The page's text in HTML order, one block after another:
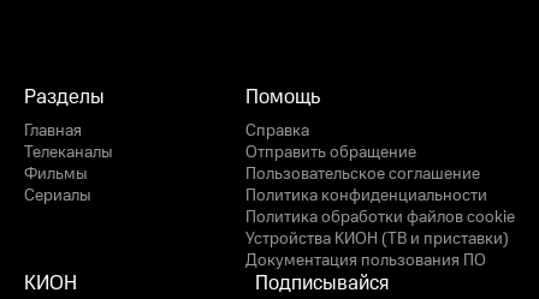
Разделы
Главная
Телеканалы
Фильмы
Сериалы
Помощь
Справка
Отправить обращение
Пользовательское соглашение
Политика конфиденциальности
Политика обработки файлов cookie
Устройства КИОН (ТВ и приставки)
Документация пользования ПО
КИОН Подписывайся